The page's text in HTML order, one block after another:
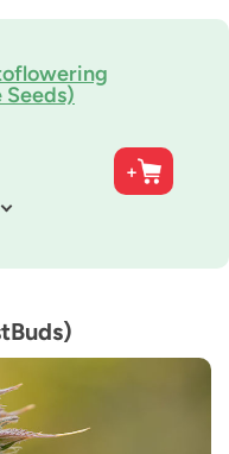
Seeds)
Niño x Rudaralis
cultivo